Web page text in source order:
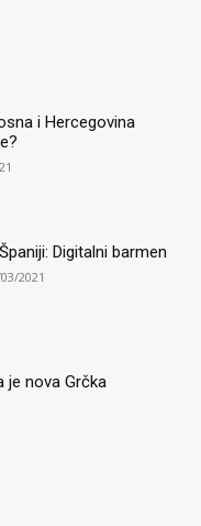
i Hercegovina
Digitalni barmen
2021
je nova Grčka